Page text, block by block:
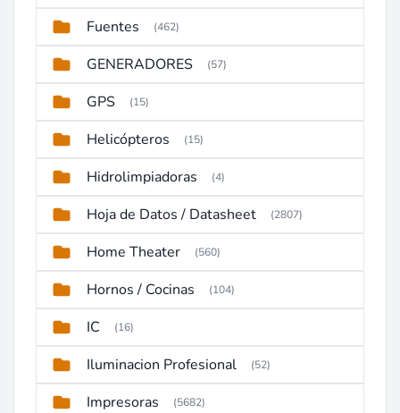
Fuentes (462)
GENERADORES (57)
GPS (15)
Helicópteros (15)
Hidrolimpiadoras (4)
Hoja de Datos / Datasheet (2807)
Home Theater (560)
Hornos / Cocinas (104)
IC (16)
Iluminacion Profesional (52)
Impresoras (5682)